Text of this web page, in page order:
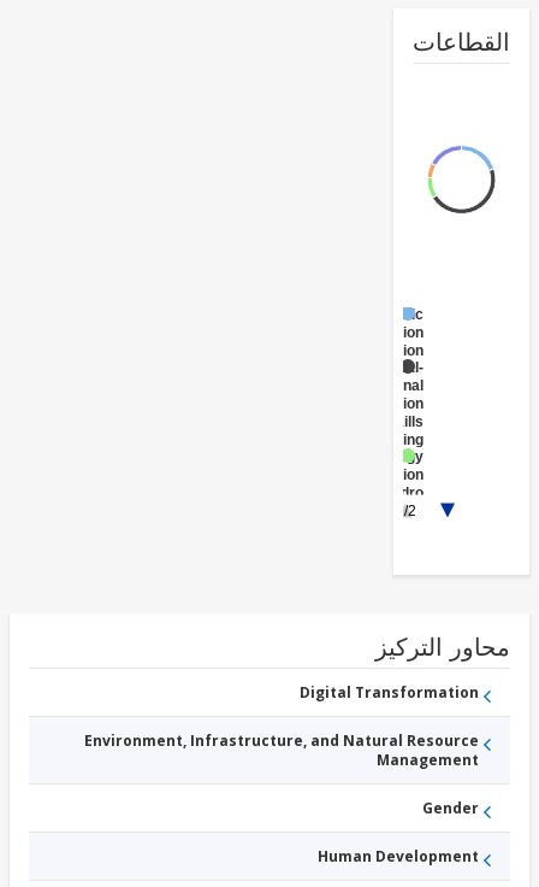
Administration
- Education
Technical-
Vocational
Education
and Skills
Generation
الاجتماعية
التركيز
Digital Transformation
Environment, Infrastructure, and Natural Resource
Management
Gender
Human Development